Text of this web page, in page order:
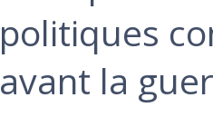
politiques
avant la